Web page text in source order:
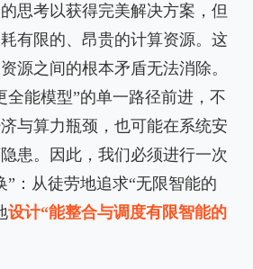
思考以获得完美解决方案，但
有限的、昂贵的计算资源。这
源之间的根本矛盾无法消除。
全能模型”的单一路径前进，不
与算力瓶颈，也可能在系统安
患。因此，我们必须进行一次
”：从徒劳地追求“无限智能的
设计“能整合与调度有限智能的